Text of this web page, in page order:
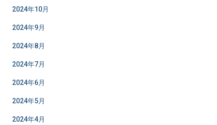
2024年10月
2024年9月
2024年8月
2024年7月
2024年6月
2024年5月
2024年4月